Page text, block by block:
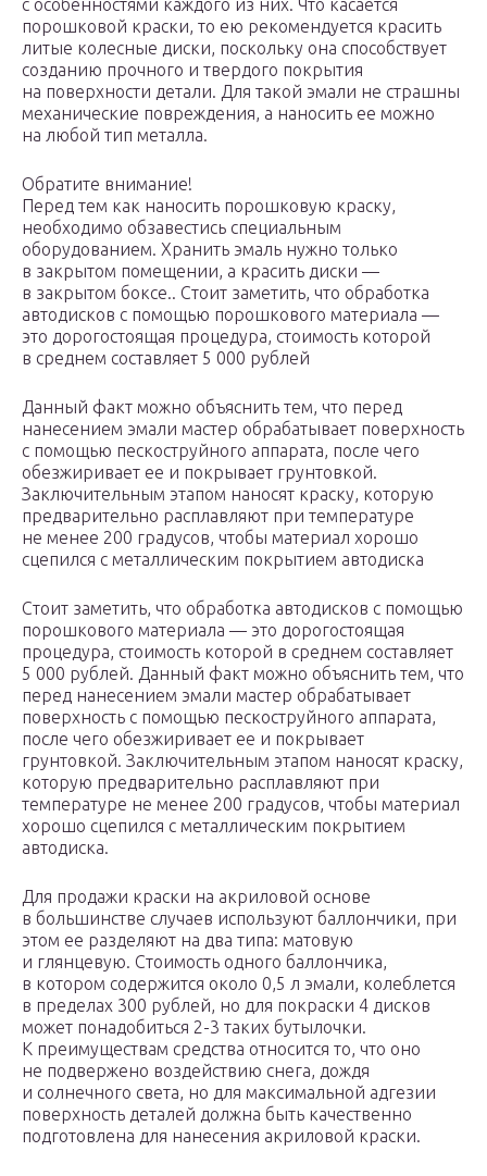
с особенностями каждого из них. Что касается
порошковой краски, то ею рекомендуется красить
литые колесные диски, поскольку она способствует
созданию прочного и твердого покрытия
на поверхности детали. Для такой эмали не страшны
механические повреждения, а наносить ее можно
на любой тип металла.
Обратите внимание!
Перед тем как наносить порошковую краску,
необходимо обзавестись специальным
оборудованием. Хранить эмаль нужно только
в закрытом помещении, а красить диски —
в закрытом боксе.. Стоит заметить, что обработка
автодисков с помощью порошкового материала —
это дорогостоящая процедура, стоимость которой
в среднем составляет 5 000 рублей
Данный факт можно объяснить тем, что перед
нанесением эмали мастер обрабатывает поверхность
с помощью пескоструйного аппарата, после чего
обезжиривает ее и покрывает грунтовкой.
Заключительным этапом наносят краску, которую
предварительно расплавляют при температуре
не менее 200 градусов, чтобы материал хорошо
сцепился с металлическим покрытием автодиска
Стоит заметить, что обработка автодисков с помощью
порошкового материала — это дорогостоящая
процедура, стоимость которой в среднем составляет
5 000 рублей. Данный факт можно объяснить тем, что
перед нанесением эмали мастер обрабатывает
поверхность с помощью пескоструйного аппарата,
после чего обезжиривает ее и покрывает
грунтовкой. Заключительным этапом наносят краску,
которую предварительно расплавляют при
температуре не менее 200 градусов, чтобы материал
хорошо сцепился с металлическим покрытием
автодиска.
Для продажи краски на акриловой основе
в большинстве случаев используют баллончики, при
этом ее разделяют на два типа: матовую
и глянцевую. Стоимость одного баллончика,
в котором содержится около 0,5 л эмали, колеблется
в пределах 300 рублей, но для покраски 4 дисков
может понадобиться 2-3 таких бутылочки.
К преимуществам средства относится то, что оно
не подвержено воздействию снега, дождя
и солнечного света, но для максимальной адгезии
поверхность деталей должна быть качественно
подготовлена для нанесения акриловой краски.